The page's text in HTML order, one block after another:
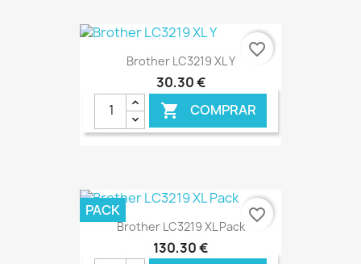
Brother LC3219 XL Y
30,30 €
 COMPRAR
€ ONLINE
favorite_border
Brother LC3219 XL Pack
130,30 €
PACK favorite_border